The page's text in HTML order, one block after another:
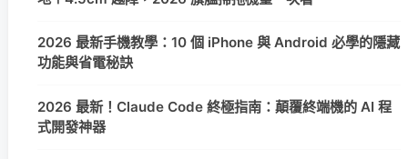
2026 最新手機教學：10 個 iPhone 與 Android 必學的隱藏
功能與省電秘訣
2026 最新！Claude Code 終極指南：顛覆終端機的 AI 程
式開發神器